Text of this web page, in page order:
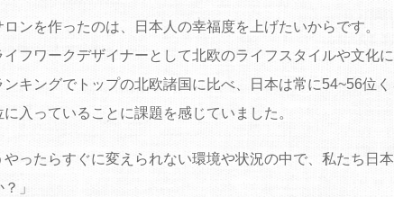
ロンを作ったのは、日本人の幸福度を上げたいからです。
イフワークデザイナーとして北欧のライフスタイルや文化
ンキングでトップの北欧諸国に比べ、日本は常に54~56位
入っていることに課題を感じていました。
やったらすぐに変えられない環境や状況の中で、私たち日
」